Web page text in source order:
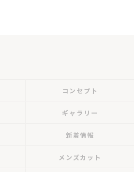
コンセプト
ギャラリー
新着情報
メンズカット